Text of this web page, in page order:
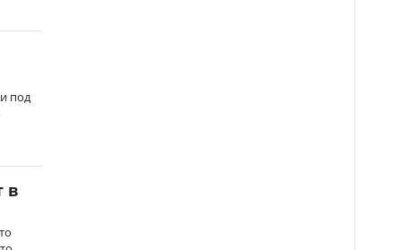
под
в